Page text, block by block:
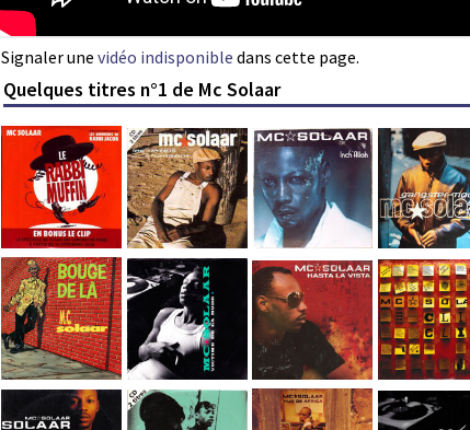
Signaler une vidéo indisponible dans cette page.
Quelques titres n°1 de Mc Solaar